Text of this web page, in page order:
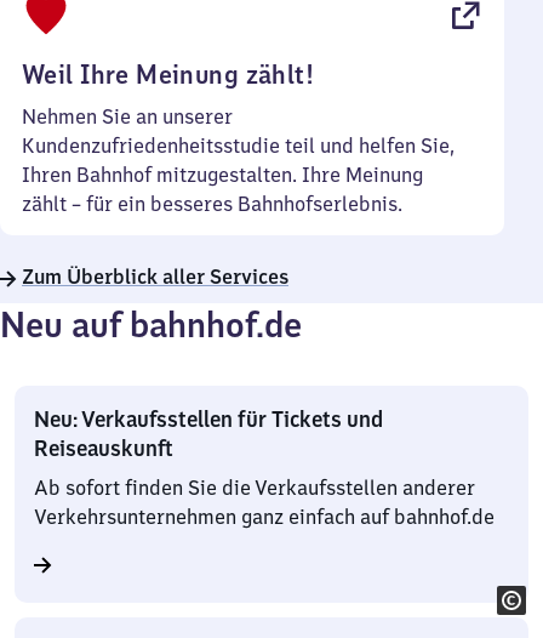
Weil Ihre Meinung zählt!
Nehmen Sie an unserer
Kundenzufriedenheitsstudie teil und helfen Sie,
Ihren Bahnhof mitzugestalten. Ihre Meinung
zählt – für ein besseres Bahnhofserlebnis.
Zum Überblick aller Services
Neu auf bahnhof.de
Neu: Verkaufsstellen für Tickets und
Reiseauskunft
Ab sofort finden Sie die Verkaufsstellen anderer
Verkehrsunternehmen ganz einfach auf bahnhof.de